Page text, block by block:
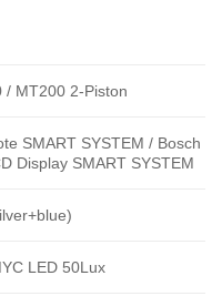
/ MT200 2-Piston
SMART SYSTEM / Bosch
Display SMART SYSTEM
LED 50Lux